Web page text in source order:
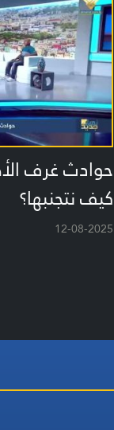
حوادث غرف
كيف نتجنبها؟
12-08-2025